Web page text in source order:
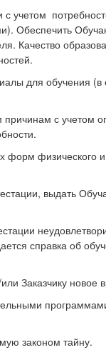
учетом
Обеспечить
для обучения
с учетом
физического
выдать
справка об
Заказчику новое
законом тайну.